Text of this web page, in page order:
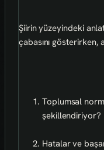
Şiirin yüzeyindeki
çabasını
Toplumsal
şekillendiriyor?
Hatalar ve